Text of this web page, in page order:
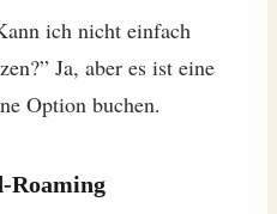
ich nicht einfach
Ja, aber es ist eine
Option buchen.
Roaming